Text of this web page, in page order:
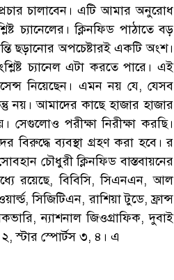
চালাবেন। এটি আমার অনুরোধ
চ্যানেলের। ক্লিনফিড পাঠাতে বড়
ছড়ানোর অপচেষ্টারই একটি অংশ।
চ্যানেল এটা করতে পারে। এই
নিয়েছেন। এমন নয় যে, যেসব
নয়। আমাদের কাছে হাজার হাজার
সেগুলোও পরীক্ষা নিরীক্ষা করছি।
বিরুদ্ধে ব্যবস্থা গ্রহণ করা হবে। র
চৌধুরী ক্লিনফিড বাস্তবায়নের
মধ্যে রয়েছে, বিবিসি, সিএনএন, আল
সিজিটিএন, রাশিয়া টুডে, ফ্রান্স
ন্যাশনাল জিওগ্রাফিক, দুবাই
২, স্টার স্পোর্টস ৩, ৪। এ